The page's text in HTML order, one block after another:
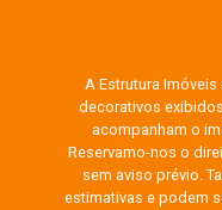
A Estrutura
decorativos
acompanham o
Reservamo-nos o
sem aviso prévio.
estimativas e podem